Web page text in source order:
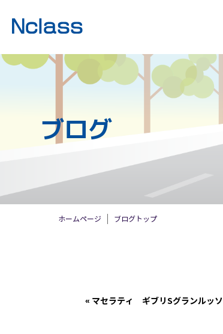
ブログ
ホームページ ブログトップ
« マセラティ ギブリSグランルッソ